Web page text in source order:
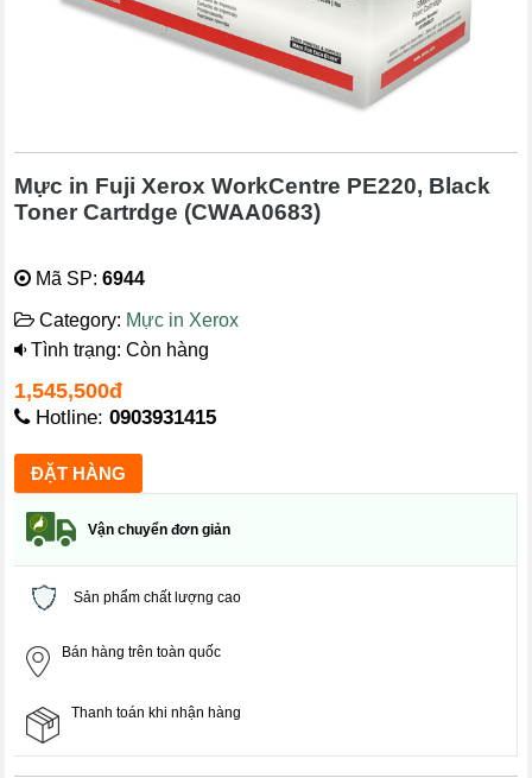
Mực in Fuji Xerox WorkCentre PE220, Black
Toner Cartrdge (CWAA0683)
Mã SP:6944
Category: Mực in Xerox
Tình trạng: Còn hàng
1,545,500đ
Hotline:0903931415
Vận chuyển đơn giản
Sản phẩm chất lượng cao
Bán hàng trên toàn quốc
Thanh toán khi nhận hàng